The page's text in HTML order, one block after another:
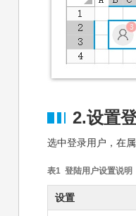
2.设置
选中登录用户，在
表1 登陆用户设置说明
设置